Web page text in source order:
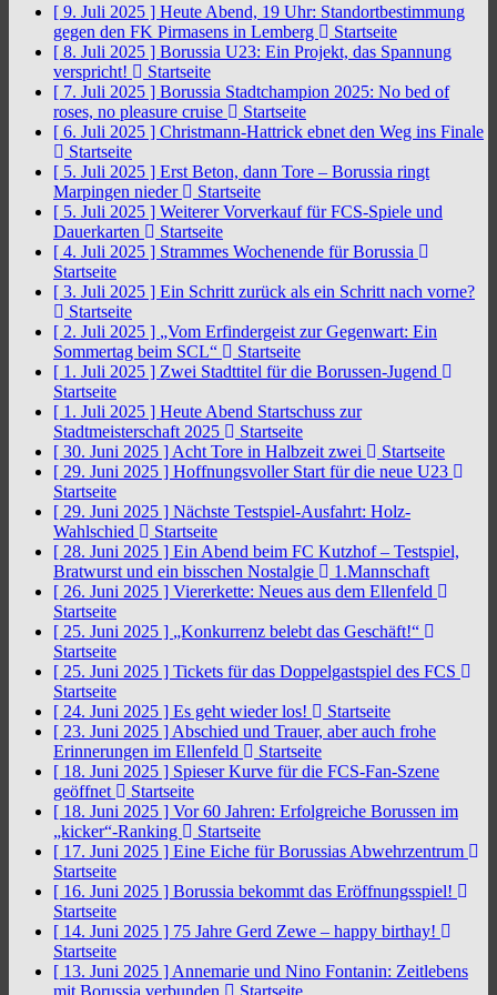
[ 9. Juli 2025 ] Heute Abend, 19 Uhr: Standortbestimmung
gegen den FK Pirmasens in Lemberg
Startseite
[ 8. Juli 2025 ] Borussia U23: Ein Projekt, das Spannung
verspricht!
Startseite
[ 7. Juli 2025 ] Borussia Stadtchampion 2025: No bed of
roses, no pleasure cruise
Startseite
[ 6. Juli 2025 ] Christmann-Hattrick ebnet den Weg ins Finale
Startseite
[ 5. Juli 2025 ] Erst Beton, dann Tore – Borussia ringt
Marpingen nieder
Startseite
[ 5. Juli 2025 ] Weiterer Vorverkauf für FCS-Spiele und
Dauerkarten
Startseite
[ 4. Juli 2025 ] Strammes Wochenende für Borussia
Startseite
[ 3. Juli 2025 ] Ein Schritt zurück als ein Schritt nach vorne?
Startseite
[ 2. Juli 2025 ] „Vom Erfindergeist zur Gegenwart: Ein
Sommertag beim SCL“
Startseite
[ 1. Juli 2025 ] Zwei Stadttitel für die Borussen-Jugend
Startseite
[ 1. Juli 2025 ] Heute Abend Startschuss zur
Stadtmeisterschaft 2025
Startseite
[ 30. Juni 2025 ] Acht Tore in Halbzeit zwei
Startseite
[ 29. Juni 2025 ] Hoffnungsvoller Start für die neue U23
Startseite
[ 29. Juni 2025 ] Nächste Testspiel-Ausfahrt: Holz-
Wahlschied
Startseite
[ 28. Juni 2025 ] Ein Abend beim FC Kutzhof – Testspiel,
Bratwurst und ein bisschen Nostalgie
1.Mannschaft
[ 26. Juni 2025 ] Viererkette: Neues aus dem Ellenfeld
Startseite
[ 25. Juni 2025 ] „Konkurrenz belebt das Geschäft!“
Startseite
[ 25. Juni 2025 ] Tickets für das Doppelgastspiel des FCS
Startseite
[ 24. Juni 2025 ] Es geht wieder los!
Startseite
[ 23. Juni 2025 ] Abschied und Trauer, aber auch frohe
Erinnerungen im Ellenfeld
Startseite
[ 18. Juni 2025 ] Spieser Kurve für die FCS-Fan-Szene
geöffnet
Startseite
[ 18. Juni 2025 ] Vor 60 Jahren: Erfolgreiche Borussen im
„kicker“-Ranking
Startseite
[ 17. Juni 2025 ] Eine Eiche für Borussias Abwehrzentrum
Startseite
[ 16. Juni 2025 ] Borussia bekommt das Eröffnungsspiel!
Startseite
[ 14. Juni 2025 ] 75 Jahre Gerd Zewe – happy birthay!
Startseite
[ 13. Juni 2025 ] Annemarie und Nino Fontanin: Zeitlebens
mit Borussia verbunden
Startseite